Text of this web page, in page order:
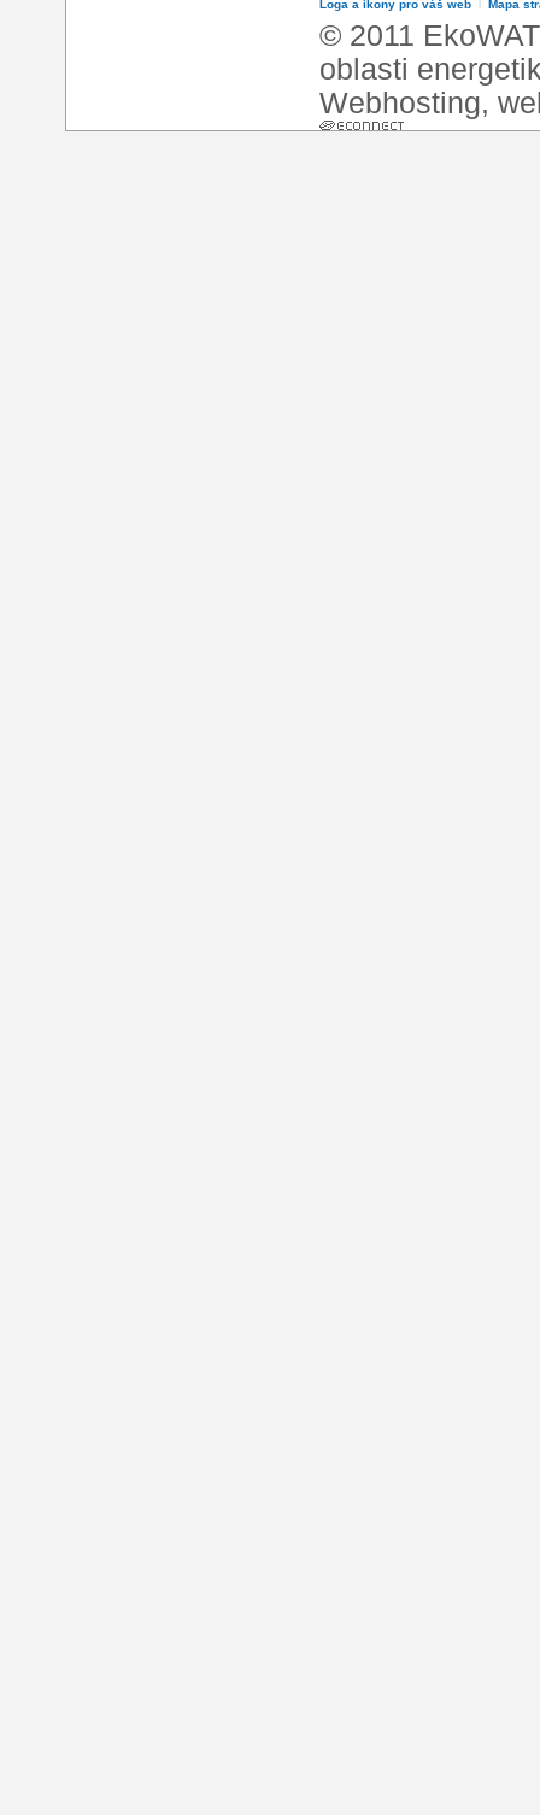
Loga a ikony pro váš web Mapa
© 2011
oblasti
Webhosting,